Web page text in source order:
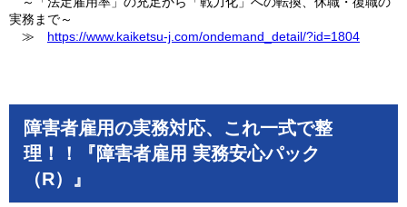
実務まで～
≫ https://www.kaiketsu-j.com/ondemand_detail/?id=1804
障害者雇用の実務対応、これ一式で整
理！！『障害者雇用 実務安心パック
（R）』